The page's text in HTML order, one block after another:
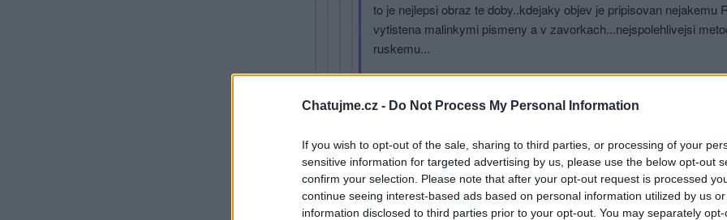
Chatujme.cz - Do Not Process My Personal Information
If you wish to opt-out of the sale, sharing to third parties, or processing of your
sensitive information for targeted advertising by us, please use the below opt-out
confirm your selection. Please note that after your opt-out request is processed
continue seeing interest-based ads based on personal information utilized by us
information disclosed to third parties prior to your opt-out. You may separately
to je nejlepsi obraz te doby..kdejaky objev je pripisovan nejakemu
vytistena malinkymi pismeny a v zavorkach...nej­spolehlivejsi
ruskemu...
SELENA Předmět:
Nedávno jsem se tady svěřil, jaké zpěvačky poslouchám, a někdo mi
poslouchat jen zpěvačky starší než jsem já, abych nebyl pedofil? A co
co? Gay? Dnes vám prozradím, jaké zpěváky mám rád: